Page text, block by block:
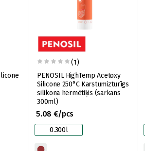
(1)
PENOSIL HighTemp Acetoxy
Silicone 250°C Karstumizturīgs
silikona hermētiķis (sarkans
300ml)
5.08 €/pcs
0.300l